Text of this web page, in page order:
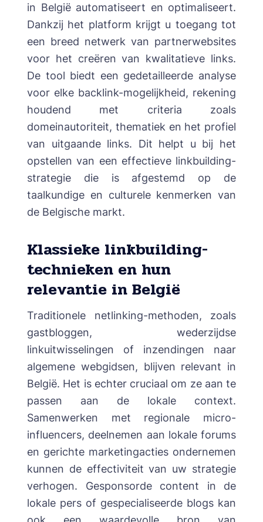
in België automatiseert en optimaliseert.
Dankzij het platform krijgt u toegang tot
een breed netwerk van partnerwebsites
voor het creëren van kwalitatieve links.
De tool biedt een gedetailleerde analyse
voor elke backlink-mogelijkheid, rekening
houdend met criteria zoals
domeinautoriteit, thematiek en het profiel
van uitgaande links. Dit helpt u bij het
opstellen van een effectieve linkbuilding-
strategie die is afgestemd op de
taalkundige en culturele kenmerken van
de Belgische markt.
Klassieke linkbuilding-
technieken en hun
relevantie in België
Traditionele netlinking-methoden, zoals
gastbloggen, wederzijdse
linkuitwisselingen of inzendingen naar
algemene webgidsen, blijven relevant in
België. Het is echter cruciaal om ze aan te
passen aan de lokale context.
Samenwerken met regionale micro-
influencers, deelnemen aan lokale forums
en gerichte marketingacties ondernemen
kunnen de effectiviteit van uw strategie
verhogen. Gesponsorde content in de
lokale pers of gespecialiseerde blogs kan